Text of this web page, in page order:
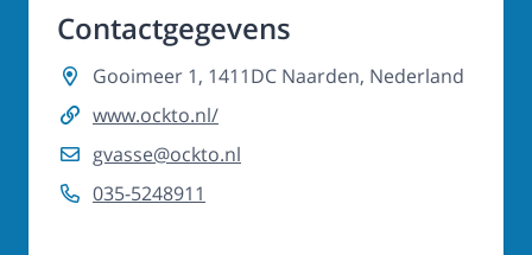
Contactgegevens
Gooimeer 1, 1411DC Naarden, Nederland
www.ockto.nl/
gvasse@ockto.nl
035-5248911